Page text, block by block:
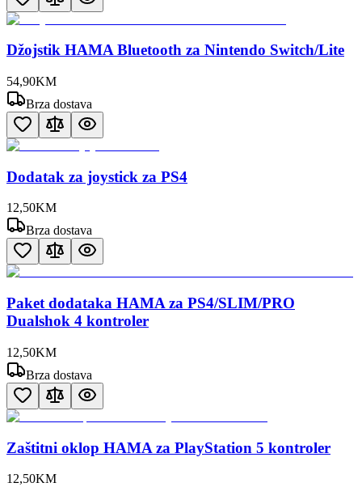
Džojstik HAMA Bluetooth za Nintendo Switch/Lite
54,90KM
Brza dostava
Dodatak za joystick za PS4
12,50KM
Brza dostava
Paket dodataka HAMA za PS4/SLIM/PRO
Dualshok 4 kontroler
12,50KM
Brza dostava
Zaštitni oklop HAMA za PlayStation 5 kontroler
12,50KM